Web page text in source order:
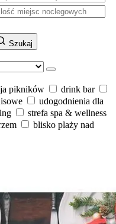
Szukaj
pikników
drink bar
udogodnienia dla
strefa spa & wellness
blisko plaży nad